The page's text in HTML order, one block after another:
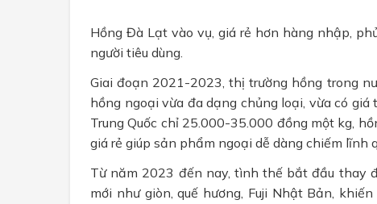
Hồng Đà Lạt vào vụ, giá rẻ hơn hàng nhập,
người tiêu dùng.
Giai đoạn 2021-2023, thị trường hồng trong
hồng ngoại vừa đa dạng chủng loại, vừa có
Trung Quốc chỉ 25.000-35.000 đồng một kg,
giá rẻ giúp sản phẩm ngoại dễ dàng chiếm lĩnh
Từ năm 2023 đến nay, tình thế bắt đầu thay
mới như giòn, quế hương, Fuji Nhật Bản,